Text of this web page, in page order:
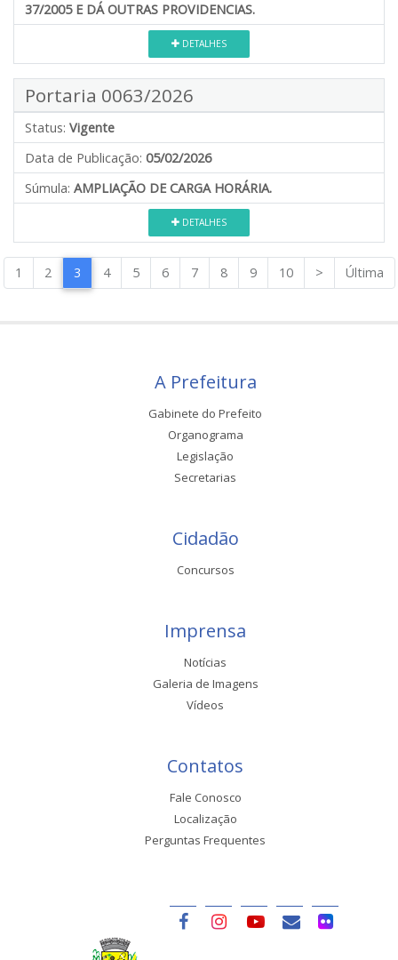
37/2005 E DÁ OUTRAS PROVIDENCIAS.
DETALHES
Portaria 0063/2026
Status: Vigente
Data de Publicação: 05/02/2026
Súmula: AMPLIAÇÃO DE CARGA HORÁRIA.
DETALHES
1 2 3 4 5 6 7 8 9 10 > Última
A Prefeitura
Gabinete do Prefeito
Organograma
Legislação
Secretarias
Cidadão
Concursos
Imprensa
Notícias
Galeria de Imagens
Vídeos
Contatos
Fale Conosco
Localização
Perguntas Frequentes